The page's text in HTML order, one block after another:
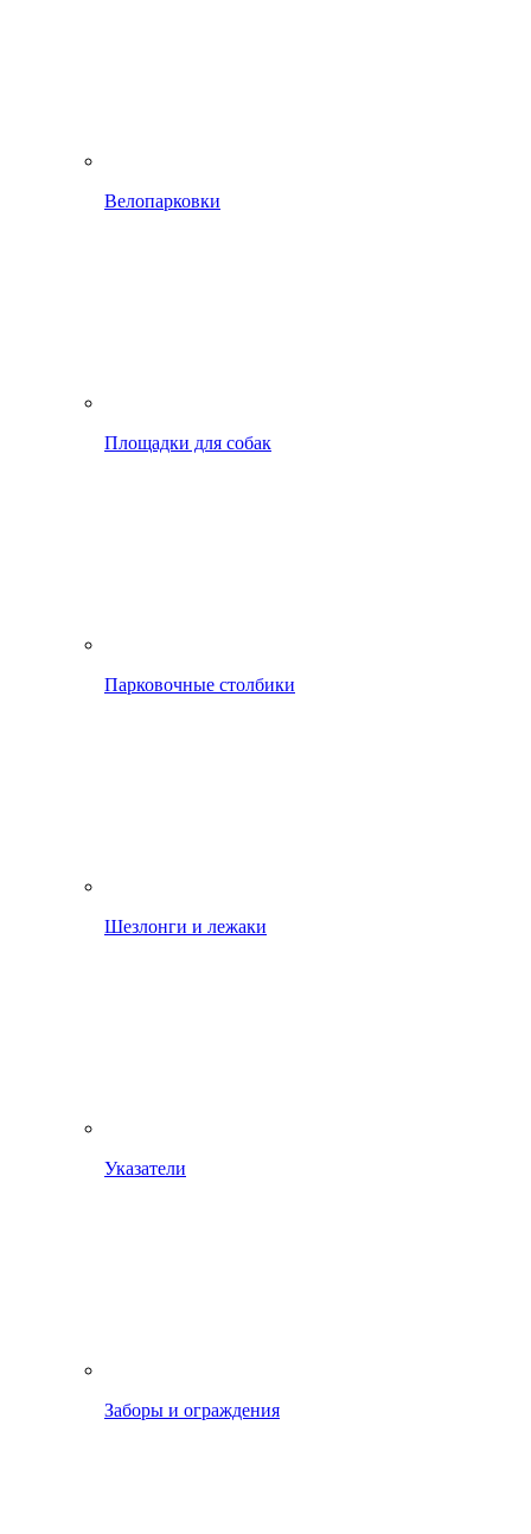
Велопарковки
Площадки для собак
Парковочные столбики
Шезлонги и лежаки
Указатели
Заборы и ограждения